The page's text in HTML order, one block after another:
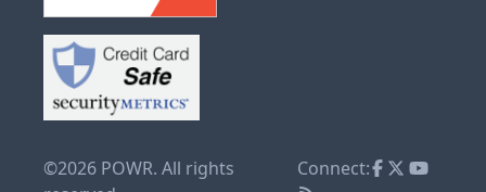
©2026 POWR. All rights
Connect: